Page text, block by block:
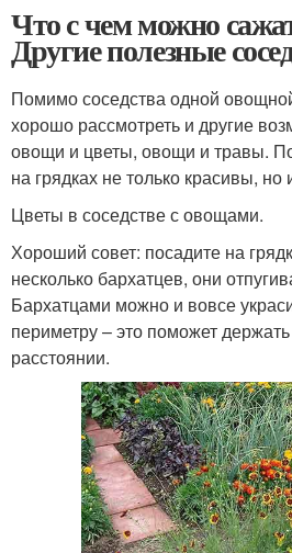
Что с чем можно
Другие полезные
Помимо соседства одной
хорошо рассмотреть и другие
овощи и цветы, овощи и травы.
на грядках не только красивы, но
Цветы в соседстве с овощами.
Хороший совет: посадите на
несколько бархатцев, они
Бархатцами можно и вовсе
периметру – это поможет
расстоянии.